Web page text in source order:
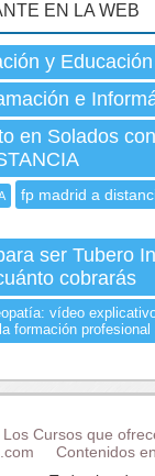
EN LA WEB
y Educación
e
en Solados
fp madrid a
ser Tubero
cobrarás
vídeo
formación
Los Cursos que
Contenidos